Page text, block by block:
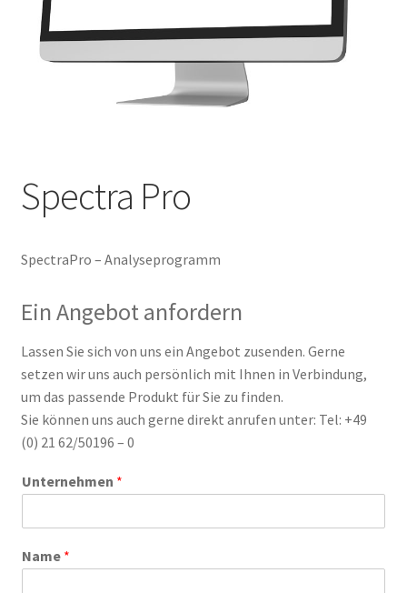
Spectra Pro
SpectraPro – Analyseprogramm
Ein Angebot anfordern
Lassen Sie sich von uns ein Angebot zusenden. Gerne
setzen wir uns auch persönlich mit Ihnen in Verbindung,
um das passende Produkt für Sie zu finden.
Sie können uns auch gerne direkt anrufen unter: Tel: +49
(0) 21 62/50196 – 0
Unternehmen *
Name *